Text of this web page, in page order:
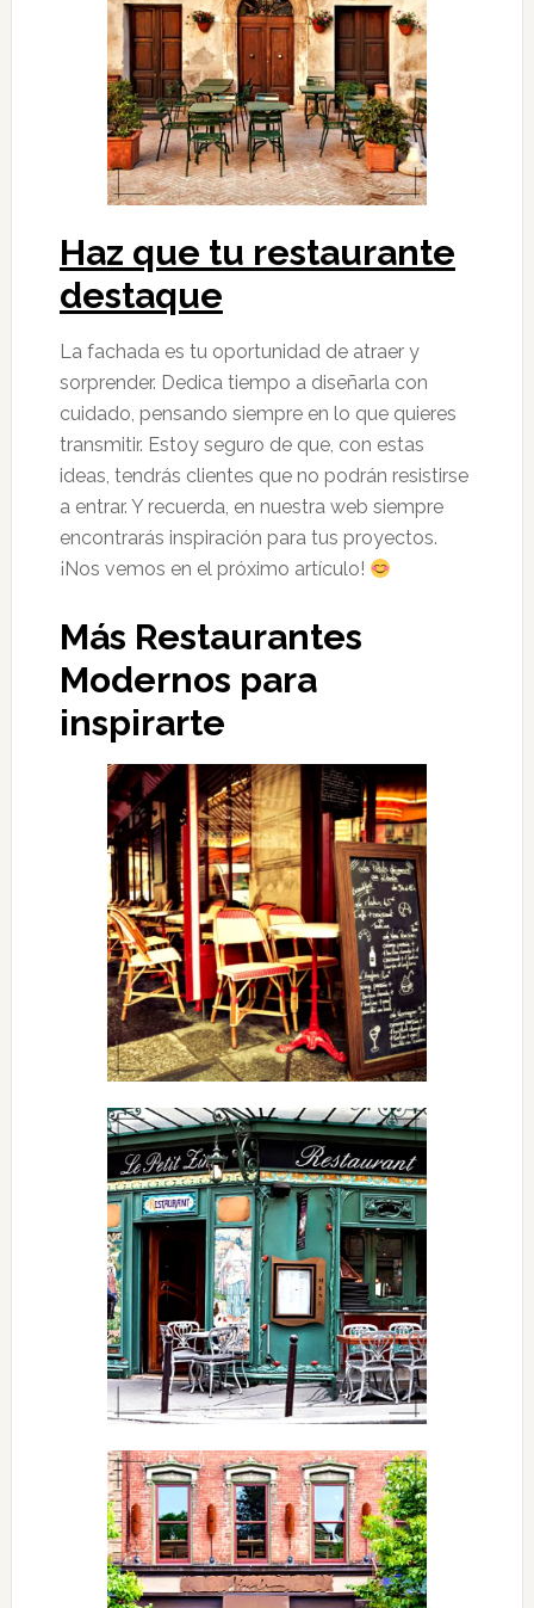
Haz que tu restaurante
destaque
La fachada es tu oportunidad de atraer y
sorprender. Dedica tiempo a diseñarla con
cuidado, pensando siempre en lo que quieres
transmitir. Estoy seguro de que, con estas
ideas, tendrás clientes que no podrán resistirse
a entrar. Y recuerda, en nuestra web siempre
encontrarás inspiración para tus proyectos.
¡Nos vemos en el próximo artículo!
Más Restaurantes
Modernos para
inspirarte